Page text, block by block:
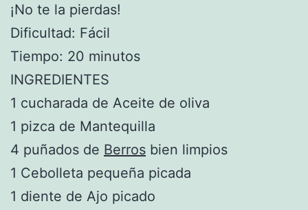
¡No te la pierdas!
Dificultad: Fácil
Tiempo: 20 minutos
INGREDIENTES
1 cucharada de Aceite de oliva
1 pizca de Mantequilla
4 puñados de Berros bien limpios
1 Cebolleta pequeña picada
1 diente de Ajo picado